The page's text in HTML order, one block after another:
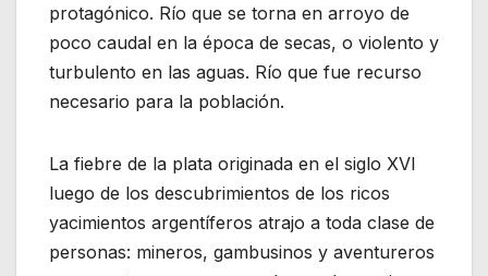
protagónico. Río que se torna en arroyo de
poco caudal en la época de secas, o violento y
turbulento en las aguas. Río que fue recurso
necesario para la población.
La fiebre de la plata originada en el siglo XVI
luego de los descubrimientos de los ricos
yacimientos argentíferos atrajo a toda clase de
personas: mineros, gambusinos y aventureros